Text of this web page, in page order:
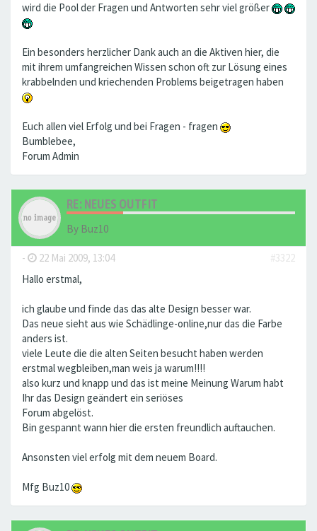
wird die Pool der Fragen und Antworten sehr viel größer
Ein besonders herzlicher Dank auch an die Aktiven hier, die
mit ihrem umfangreichen Wissen schon oft zur Lösung eines
krabbelnden und kriechenden Problems beigetragen haben
Euch allen viel Erfolg und bei Fragen - fragen
Bumblebee,
Forum Admin
RE: NEUES OUTFIT
By Buz10
- 22 Mai 2009, 13:04
#3322
Hallo erstmal,
ich glaube und finde das das alte Design besser war.
Das neue sieht aus wie Schädlinge-online,nur das die Farbe
anders ist.
viele Leute die die alten Seiten besucht haben werden
erstmal wegbleiben,man weis ja warum!!!!
also kurz und knapp und das ist meine Meinung Warum habt
Ihr das Design geändert ein seriöses
Forum abgelöst.
Bin gespannt wann hier die ersten freundlich auftauchen.
Ansonsten viel erfolg mit dem neuem Board.
Mfg Buz10